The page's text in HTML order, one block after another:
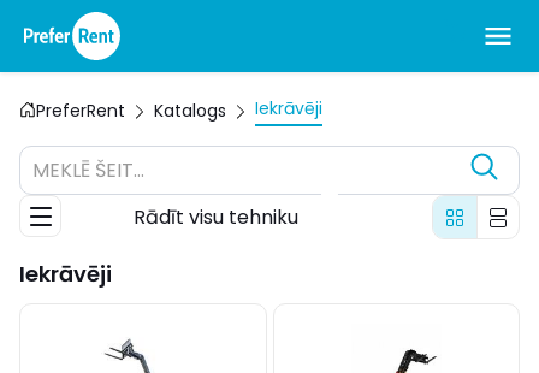
PreferRent Katalogs Iekrāvēji
MEKLĒ ŠEIT...
Rādīt visu tehniku
Iekrāvēji